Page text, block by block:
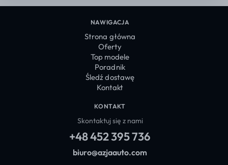
NAWIGACJA
Strona główna
Oferty
Top modele
Poradnik
Śledź dostawę
Kontakt
KONTAKT
Skontaktuj się z nami
+48 452 395 736
biuro@azjaauto.com